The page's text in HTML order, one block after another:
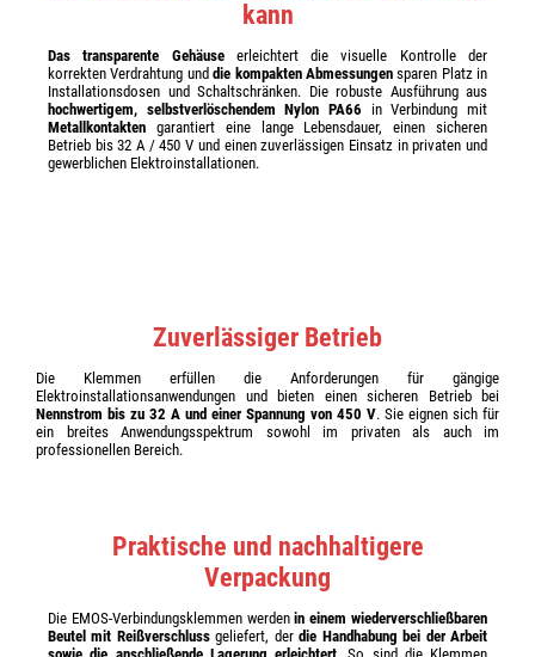
kann
Das transparente Gehäuseerleichtert die visuelle Kontrolle der
korrekten Verdrahtung unddie kompakten Abmessungensparen Platz in
Installationsdosen und Schaltschränken. Die robuste Ausführung aus
hochwertigem, selbstverlöschendem Nylon PA66 in Verbindung mit
Metallkontakten garantiert eine lange Lebensdauer, einen sicheren
Betrieb bis 32 A / 450 V und einen zuverlässigen Einsatz in privaten und
gewerblichen Elektroinstallationen.
Zuverlässiger Betrieb
Die Klemmen erfüllen die Anforderungen für gängige
Elektroinstallationsanwendungen und bieten einen sicheren Betrieb bei
Nennstrom bis zu 32 A und einer Spannung von 450 V. Sie eignen sich für
ein breites Anwendungsspektrum sowohl im privaten als auch im
professionellen Bereich.
Praktische und nachhaltigere
Verpackung
Die EMOS-Verbindungsklemmen werdenin einem wiederverschließbaren
Beutel mit Reißverschlussgeliefert, derdie Handhabung bei der Arbeit